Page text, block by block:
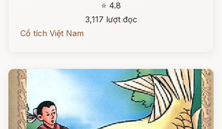
⭐ 4.8
3,117 lượt đọc
Cổ tích Việt Nam